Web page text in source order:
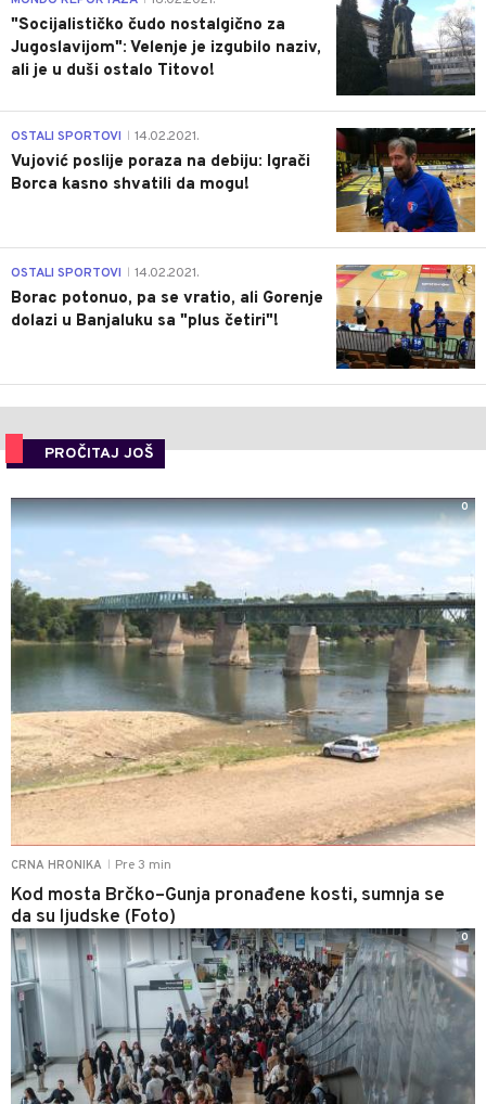
"Socijalističko čudo nostalgično za
Jugoslavijom": Velenje je izgubilo naziv,
ali je u duši ostalo Titovo!
1
OSTALI SPORTOVI 14.02.2021.
Vujović poslije poraza na debiju: Igrači
Borca kasno shvatili da mogu!
3
OSTALI SPORTOVI 14.02.2021.
Borac potonuo, pa se vratio, ali Gorenje
dolazi u Banjaluku sa "plus četiri"!
PROČITAJ JOŠ
CRNA HRONIKA Pre 3 min
Kod mosta Brčko–Gunja pronađene kosti, sumnja se
da su ljudske (Foto)
0
0